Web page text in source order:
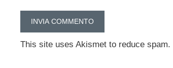
This site uses Akismet to reduce spam.